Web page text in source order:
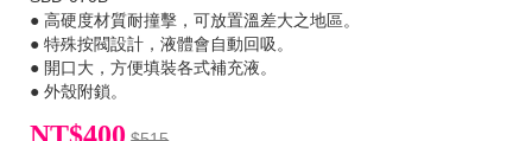
● 高硬度材質耐撞擊，可放置溫差大之地區。
● 特殊按閥設計，液體會自動回吸。
● 開口大，方便填裝各式補充液。
● 外殼附鎖。